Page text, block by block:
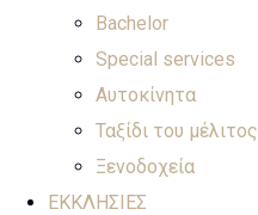
Bachelor
Special services
Αυτοκίνητα
Ταξίδι του μέλιτος
Ξενοδοχεία
ΕΚΚΛΗΣΙΕΣ